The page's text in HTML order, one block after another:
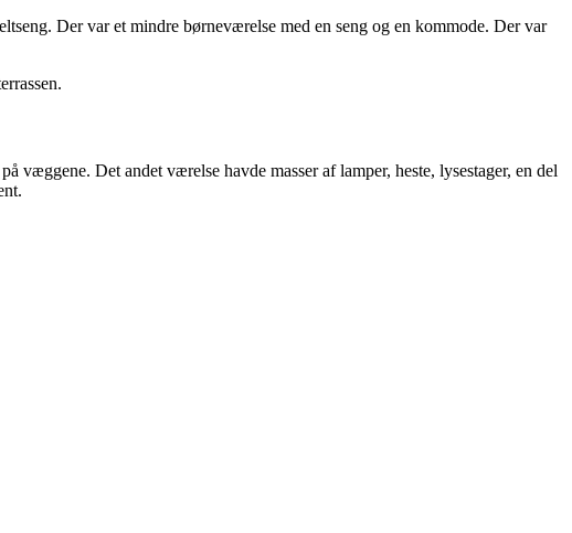
Der var et mindre børneværelse med en seng og en kommode. Der var
Det andet værelse havde masser af lamper, heste, lysestager, en del